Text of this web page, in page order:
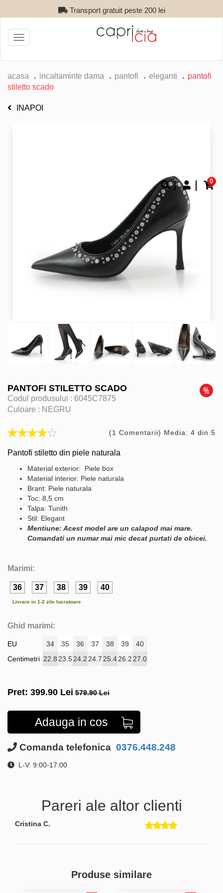
Transport gratuit peste 200 lei
0
Toggle
navigation
acasa incaltaminte dama pantofi eleganti
pantofi
stiletto scado
INAPOI
PANTOFI STILETTO SCADO
Codul produsului : 6045C7875
Culoare : NEGRU
(1 Comentarii) Media: 4 din 5
Pantofi stiletto din piele naturala
Material exterior: Piele box
Material interior: Piele naturala
Brant: Piele naturala
Toc: 8,5 cm
Talpa: Tunith
Stil: Elegant
Mentiune: Acest model are un calapod mai mare.
Comandati un numar mai mic decat purtati de obicei.
Marimi:
36 37 38 39 40
Livrare in 1-2 zile lucratoare
Ghid marimi:
EU
Centimetri
34 35 36 37 38 39
40
22.8 23.524.2 24.7 25.426.2 27.0
Pret: 399.90 Lei 579.90 Lei
Adauga in cos
Comanda telefonica 0376.448.248
L-V: 9:00-17:00
Pareri ale altor clienti
Cristina C.
Produse similare